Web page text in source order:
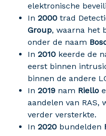
elektronische
In 2000 trad
Group, waarna het
onder de naam
In 2010 keerde de
eerst binnen
binnen de andere
In 2019 nam Riello
aandelen van
verder versterkte.
In 2020 bundelden